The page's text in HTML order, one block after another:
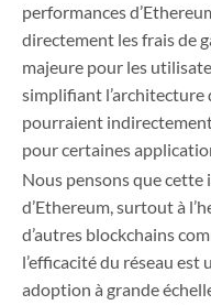
performances
directement les frais de
majeure pour les
simplifiant l’architecture
pourraient
pour certaines
Nous pensons que
d’Ethereum, surtout à
d’autres blockchains
l’efficacité du réseau
adoption à grande